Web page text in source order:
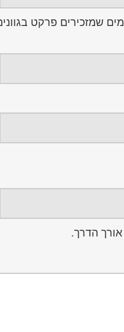
שמזכירים פרקט
הדרך.